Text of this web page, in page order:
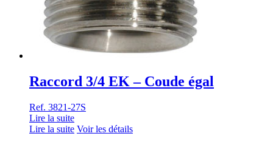
Raccord 3/4 EK – Coude égal
Ref. 3821-27S
Lire la suite
Lire la suite Voir les détails